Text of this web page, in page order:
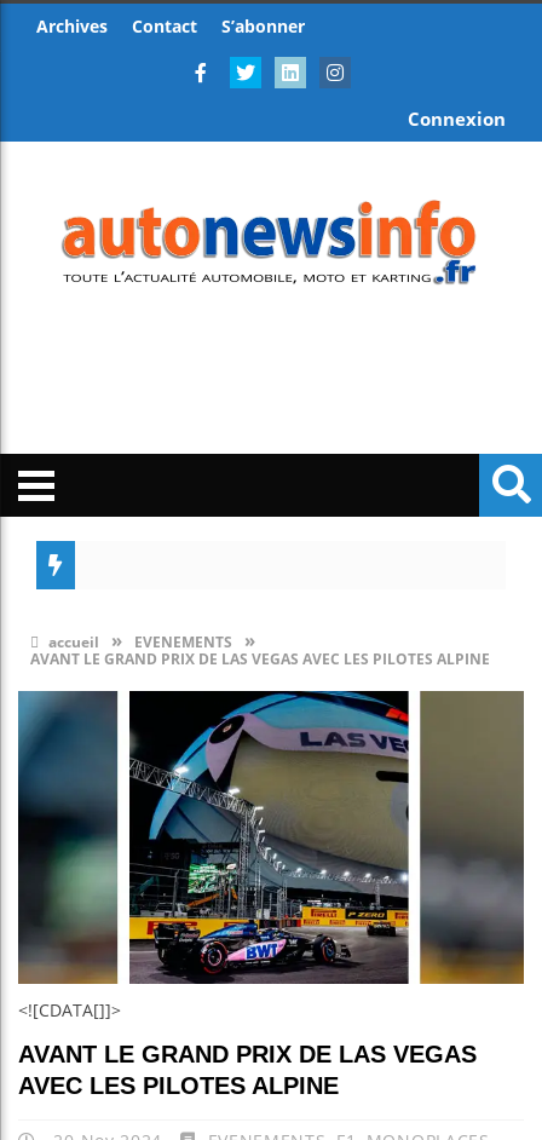
Archives Contact S’abonner
Connexion
accueil » EVENEMENTS »
AVANT LE GRAND PRIX DE LAS VEGAS AVEC LES PILOTES ALPINE
<![CDATA[]]>
AVANT LE GRAND PRIX DE LAS VEGAS
AVEC LES PILOTES ALPINE